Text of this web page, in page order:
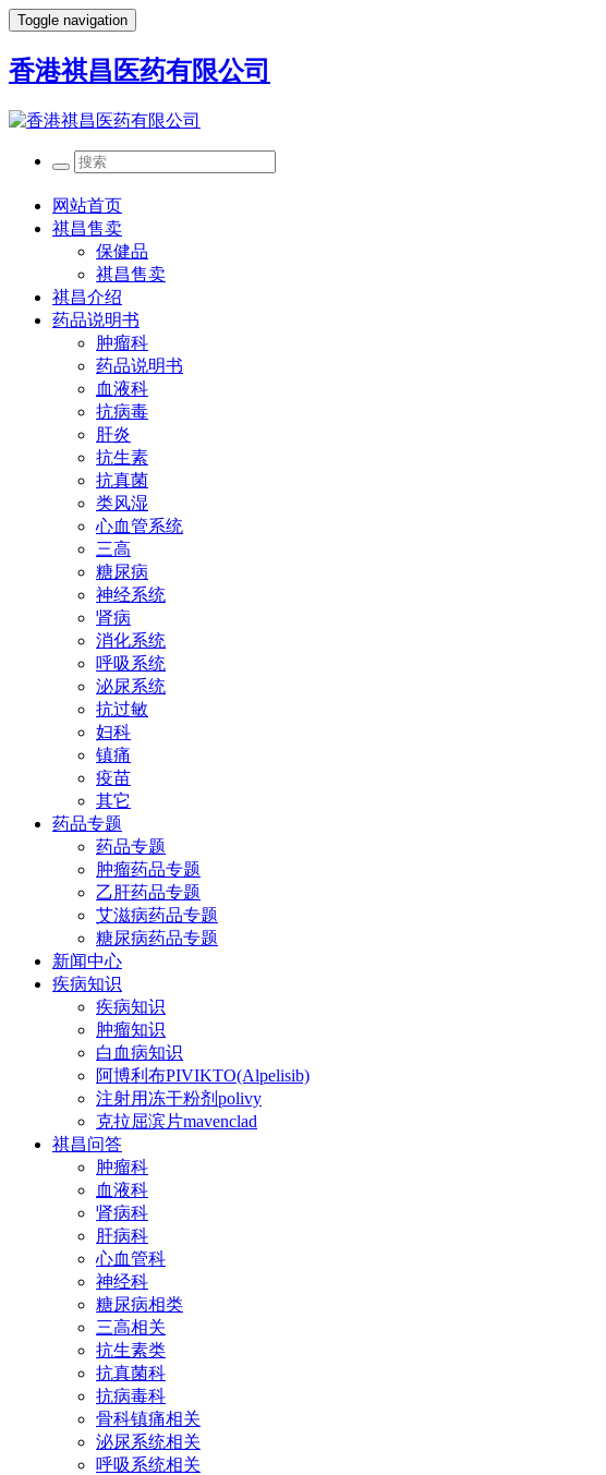
Toggle navigation
香港祺昌医药有限公司
网站首页
祺昌售卖
保健品
祺昌售卖
祺昌介绍
药品说明书
肿瘤科
药品说明书
血液科
抗病毒
肝炎
抗生素
抗真菌
类风湿
心血管系统
三高
糖尿病
神经系统
肾病
消化系统
呼吸系统
泌尿系统
抗过敏
妇科
镇痛
疫苗
其它
药品专题
药品专题
肿瘤药品专题
乙肝药品专题
艾滋病药品专题
糖尿病药品专题
新闻中心
疾病知识
疾病知识
肿瘤知识
白血病知识
阿博利布PIVIKTO(Alpelisib)
注射用冻干粉剂polivy
克拉屈滨片mavenclad
祺昌问答
肿瘤科
血液科
肾病科
肝病科
心血管科
神经科
糖尿病相类
三高相关
抗生素类
抗真菌科
抗病毒科
骨科镇痛相关
泌尿系统相关
呼吸系统相关